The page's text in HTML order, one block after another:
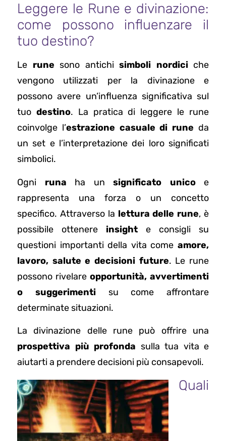
Leggere le Rune e divinazione:
come possono influenzare il
tuo destino?
Le rune sono antichi simboli nordiciche
vengono utilizzati per la divinazione e
possono avere un’influenza significativa sul
tuo destino. La pratica di leggere le rune
coinvolge l’estrazione casuale di rune da
un set e l’interpretazione dei loro significati
simbolici.
Ogni runa ha un significato unicoe
rappresenta una forza o un concetto
specifico. Attraverso la lettura delle rune, è
possibile ottenere insight e consigli su
questioni importanti della vita come amore,
lavoro, salute e decisioni future. Le rune
possono rivelare opportunità, avvertimenti
o suggerimentisu come affrontare
determinate situazioni.
La divinazione delle rune può offrire una
prospettiva più profonda sulla tua vita e
aiutarti a prendere decisioni più consapevoli.
Quali